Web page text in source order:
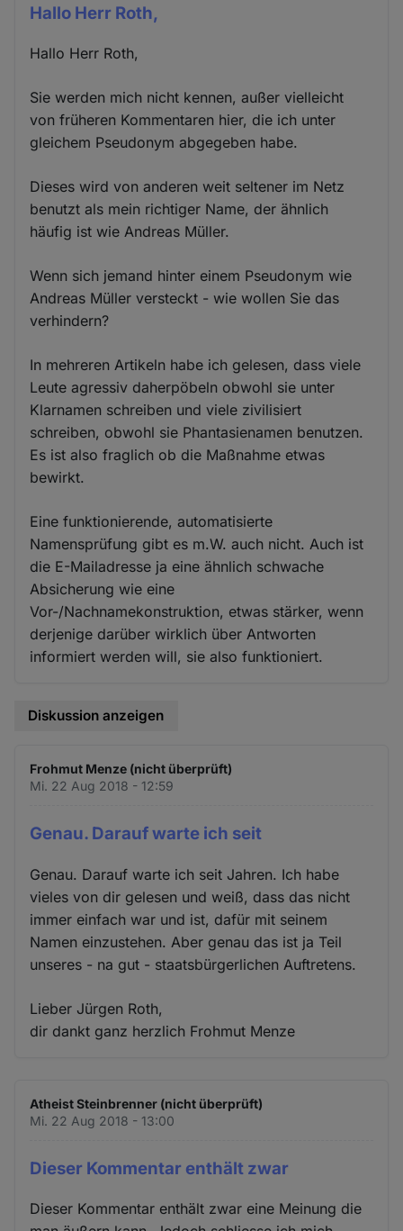
Hallo Herr Roth,
Hallo Herr Roth,
Sie werden mich nicht kennen, außer vielleicht
von früheren Kommentaren hier, die ich unter
gleichem Pseudonym abgegeben habe.
Dieses wird von anderen weit seltener im Netz
benutzt als mein richtiger Name, der ähnlich
häufig ist wie Andreas Müller.
Wenn sich jemand hinter einem Pseudonym wie
Andreas Müller versteckt - wie wollen Sie das
verhindern?
In mehreren Artikeln habe ich gelesen, dass viele
Leute agressiv daherpöbeln obwohl sie unter
Klarnamen schreiben und viele zivilisiert
schreiben, obwohl sie Phantasienamen benutzen.
Es ist also fraglich ob die Maßnahme etwas
bewirkt.
Eine funktionierende, automatisierte
Namensprüfung gibt es m.W. auch nicht. Auch ist
die E-Mailadresse ja eine ähnlich schwache
Absicherung wie eine
Vor-/Nachnamekonstruktion, etwas stärker, wenn
derjenige darüber wirklich über Antworten
informiert werden will, sie also funktioniert.
Diskussion anzeigen
Frohmut Menze (nicht überprüft)
Mi. 22 Aug 2018 - 12:59
Genau. Darauf warte ich seit
Genau. Darauf warte ich seit Jahren. Ich habe
vieles von dir gelesen und weiß, dass das nicht
immer einfach war und ist, dafür mit seinem
Namen einzustehen. Aber genau das ist ja Teil
unseres - na gut - staatsbürgerlichen Auftretens.
Lieber Jürgen Roth,
dir dankt ganz herzlich Frohmut Menze
Atheist Steinbrenner (nicht überprüft)
Mi. 22 Aug 2018 - 13:00
Dieser Kommentar enthält zwar
Dieser Kommentar enthält zwar eine Meinung die